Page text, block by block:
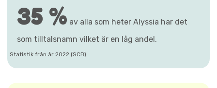
35 % av alla som heter Alyssia har det
som tilltalsnamn vilket är en låg andel.
Statistik från år 2022 (SCB)